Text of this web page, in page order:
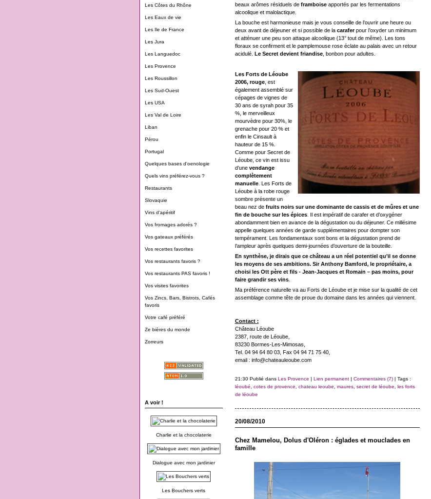
Les Côtes du Rhône
Les Eaux de vie
Les Ile de France
Les Jura
Les Languedoc
Les Provence
Les Roussillon
Les Sud-Ouest
Les USA
Les Val de Loire
Liban
Pérou
Portugal
Quelques bases d'oenologie
Quels vins préférez-vous ?
Restaurants
Slovaquie
Vins d'apéritif
Vos fromages adorés ?
Vos gateaux préférés
Vos recettes favorites
Vos restaurants favoris ?
Vos restaurants PAS favoris !
Vos visites favorites
Vos Zincs, Bars, Bistrots, Cafés
favoris
Votre café préféré
Ze bières du monde
Zorreurs
A voir !
Charlie et la chocolaterie
Dialogue avec mon jardinier
Les Bouchers verts
beaux arômes résiduels de framboiseapportés par les fermentations
alcoolique et malolactique.
La bouche est harmonieuse mais je vous conseille de l’ouvrir une heure ou
deux avant de déjeuner et si possible de la caraferpour l’oxyder un minimum
et atténuer une peu son attaque alcoolique (13° tout de même). Les tons
floraux se confirment et le pamplemouse rose éclate au palais avec un retour
acidulé. Le Secret devient friandise, bonbon pour adultes.
Les Forts de Léoube
2006, rouge, est
également assemblé sur
cépages de vignes de
30 ans de syrah pour 35
%, le merveilleux
mourvèdre pour 30%, le
grenache pour 20 % et
enfin le Cinsault à
hauteur de 15 %.
Comme pour Secret de
Léoube, ce vin est issu
d’une vendange
complètement
manuelle. Les Forts de
Léoube à la robe rouge
sombre présente un
beau nez de fruits noirs sur une dominante de cassis et de mûres et une
fin de bouche sur les épices. Il est impératif de carafer et d’oxygéner
abondamment bien en avance de la dégustation ou du déjeuner. Ce millésime
appelle quelques années de garde supplémentaires pour dompter son
tempérament. Les fondamentaux sont bons et la dégustation prend de
l’ampleur après quelques demi-journées d’ouverture de la bouteille.
En synthèse, je dirais que ce château a un réel potentiel qu’il se donne
les moyens de ses ambitions. Sir Anthony Bamford, le propriétaire, a
choisi les Ott père et fils - Jean-Jacques et Romain – pas moins, pour
faire grandir ses vins.
Ma préférence naturelle va au Forts de Léoube et je mise sur la qualité de cet
assemblage comme tête de proue du domaine dans les années qui viennent.
Contact :
Château Léoube
2387, route de Léoube,
83230 Bormes-Les-Mimosas,
Tel. 04 94 64 80 03, Fax 04 94 71 75 40,
email : info@chateauleoube.com
21:30 Publié dans Les Provence | Lien permanent| Commentaires (7)| Tags :
léoubé
cotes de provence chateau leoube maures, secret de léoube
les forts
de léoube
20/08/2010
Chez Mamelou, Dolus d'Oléron : églades et mouclades en
famille